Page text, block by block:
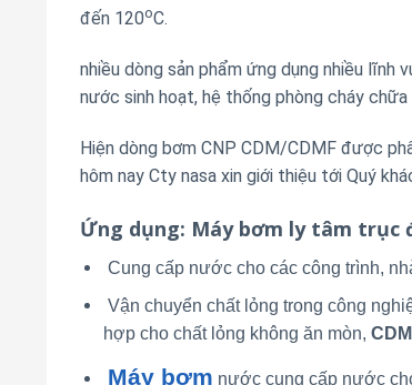
đến 120oC.
nhiều dòng sản phẩm ứng dụng nhiều lĩnh
nước sinh hoạt, hệ thống phòng cháy
Hiện dòng bơm CNP CDM/CDMF được
hôm nay Cty nasa xin giới thiệu tới Quý
Ứng dụng: Máy bơm ly tâm trục
Cung cấp nước cho các công trình,
Vận chuyển chất lỏng trong công
hợp cho chất lỏng không ăn mòn,
Máy bơm nước cung cấp nước